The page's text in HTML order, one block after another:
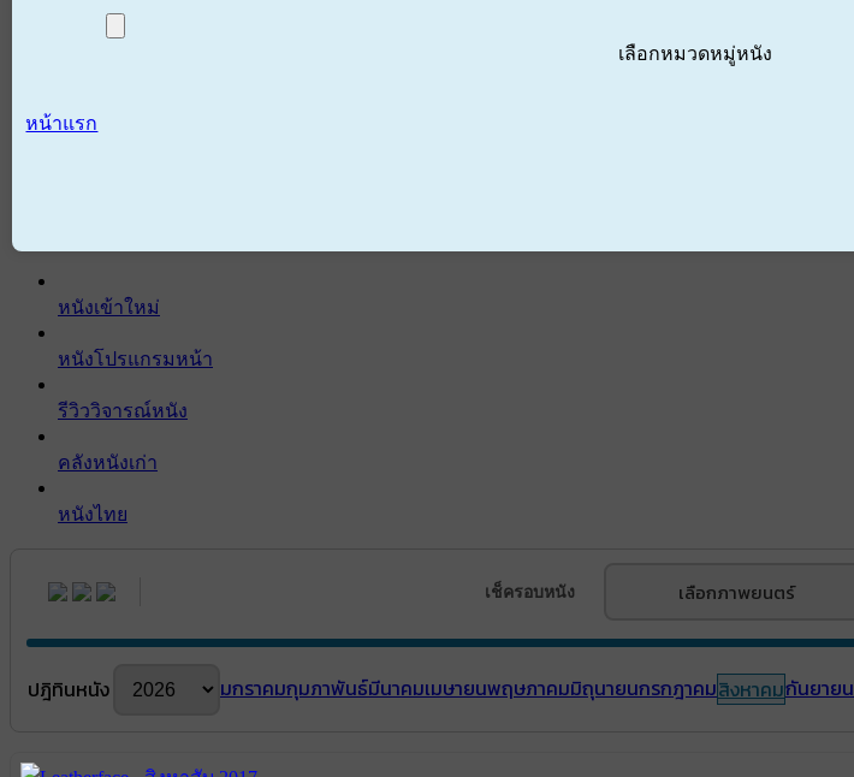
หน้าแรก
เลือกหมวดหมู่หนัง
หนังเข้าใหม่
หนังโปรแกรมหน้า
รีวิววิจารณ์หนัง
คลังหนังเก่า
หนังไทย
เช็ครอบหนัง เลือกภาพยนตร์
ปฎิทินหนัง มกราคมกุมภาพันธ์มีนาคมเมษายนพฤษภาคมมิถุนายนกรกฎาคมสิงหาคมกันยายน